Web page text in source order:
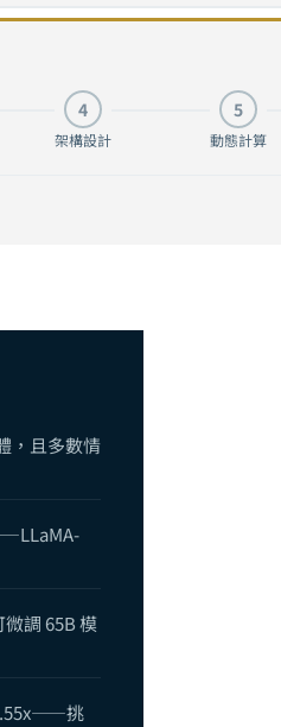
70B 模型，從 INT8 到 GGUF 的
4
架構設計
5
動態計算
，且多數情
調 65B 模
挑